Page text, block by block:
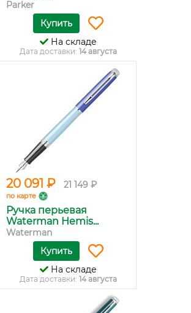
Parker
Купить
На складе
Дата доставки: 14 августа
20 091 ₽ 21 149 ₽
по карте
Ручка перьевая
Waterman Hemis...
Waterman
Купить
На складе
Дата доставки: 14 августа